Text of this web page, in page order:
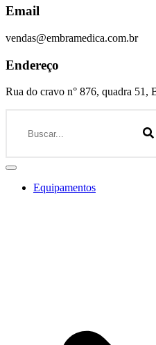
Email
vendas@embramedica.com.br
Endereço
Rua do cravo n° 876, quadra 51,
Equipamentos